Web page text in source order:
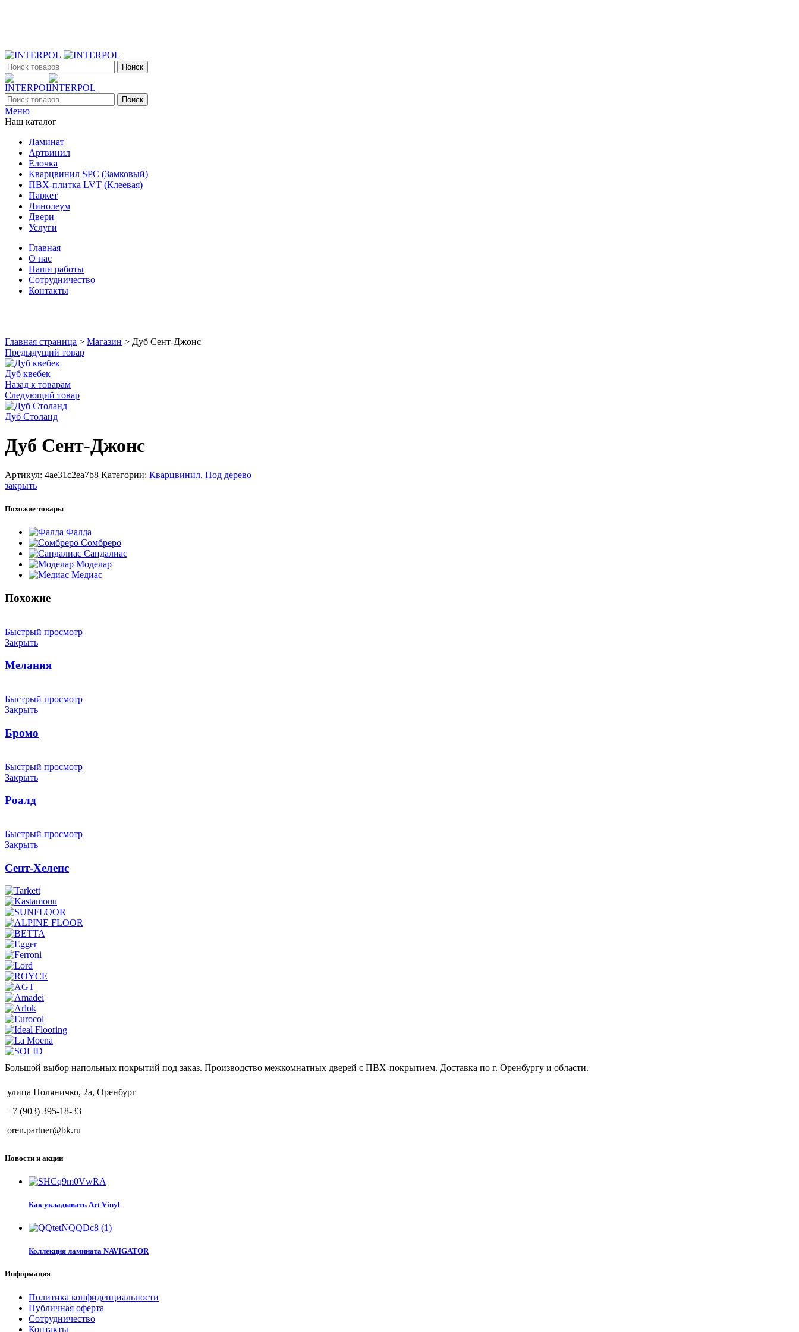
Поиск
Поиск
Меню
Наш каталог
Ламинат
Артвинил
Елочка
Кварцвинил SPC (Замковый)
ПВХ-плитка LVT (Клеевая)
Паркет
Линолеум
Двери
Услуги
Главная
О нас
Наши работы
Сотрудничество
Контакты
Главная страница > Магазин > Дуб Сент-Джонс
Предыдущий товар
Дуб квебек
Назад к товарам
Следующий товар
Дуб Столанд
Дуб Сент-Джонс
Артикул: 4ae31c2ea7b8 Категории: Кварцвинил, Под дерево
закрыть
Похожие товары
Фалда
Сомбреро
Сандалиас
Моделар
Медиас
Похожие
Быстрый просмотр
Закрыть
Мелания
Быстрый просмотр
Закрыть
Бромо
Быстрый просмотр
Закрыть
Роалд
Быстрый просмотр
Закрыть
Сент-Хеленс
Большой выбор напольных покрытий под заказ. Производство межкомнатных дверей с ПВХ-покрытием. Доставка по г. Оренбургу и области.
улица Поляничко, 2а, Оренбург
+7 (903) 395-18-33
oren.partner@bk.ru
Новости и акции
Как укладывать Art Vinyl
Коллекция ламината NAVIGATOR
Информация
Политика конфиденциальности
Публичная оферта
Сотрудничество
Контакты